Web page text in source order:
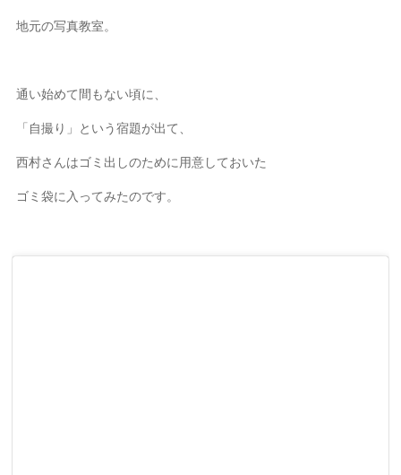
地元の写真教室。
通い始めて間もない頃に、
「自撮り」という宿題が出て、
西村さんはゴミ出しのために用意しておいた
ゴミ袋に入ってみたのです。